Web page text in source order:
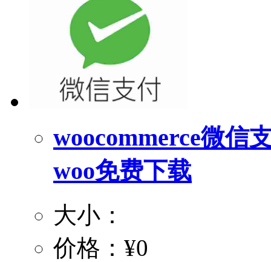
woocommerce微信
woo免费下载
大小：
价格： ¥0